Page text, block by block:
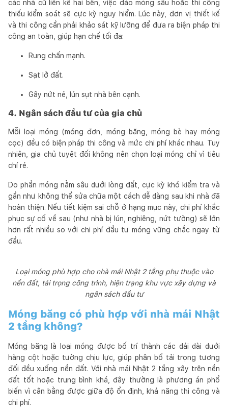
các nhà cũ liền kề hai bên, việc đào móng sâu hoặc thi công
thiếu kiểm soát sẽ cực kỳ nguy hiểm. Lúc này, đơn vị thiết kế
và thi công cần phải khảo sát kỹ lưỡng để đưa ra biện pháp thi
công an toàn, giúp hạn chế tối đa:
Rung chấn mạnh.
Sạt lở đất.
Gây nứt nẻ, lún sụt nhà bên cạnh.
4. Ngân sách đầu tư của gia chủ
Mỗi loại móng (móng đơn, móng băng, móng bè hay móng
cọc) đều có biện pháp thi công và mức chi phí khác nhau. Tuy
nhiên, gia chủ tuyệt đối không nên chọn loại móng chỉ vì tiêu
chí rẻ.
Do phần móng nằm sâu dưới lòng đất, cực kỳ khó kiểm tra và
gần như không thể sửa chữa một cách dễ dàng sau khi nhà đã
hoàn thiện. Nếu tiết kiệm sai chỗ ở hạng mục này, chi phí khắc
phục sự cố về sau (như nhà bị lún, nghiêng, nứt tường) sẽ lớn
hơn rất nhiều so với chi phí đầu tư móng vững chắc ngay từ
đầu.
Loại móng phù hợp cho nhà mái Nhật 2 tầng phụ thuộc vào
nền đất, tải trọng công trình, hiện trạng khu vực xây dựng và
ngân sách đầu tư
Móng băng có phù hợp với nhà mái Nhật
2 tầng không?
Móng băng là loại móng được bố trí thành các dải dài dưới
hàng cột hoặc tường chịu lực, giúp phân bổ tải trọng tương
đối đều xuống nền đất. Với nhà mái Nhật 2 tầng xây trên nền
đất tốt hoặc trung bình khá, đây thường là phương án phổ
biến vì cân bằng được giữa độ ổn định, khả năng thi công và
chi phí.